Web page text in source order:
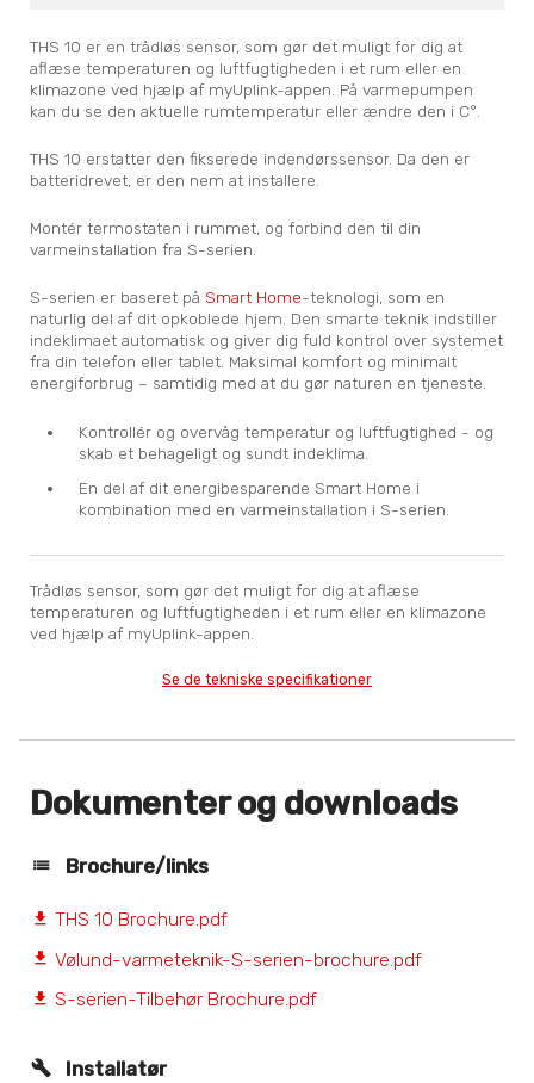
THS 10 er en trådløs sensor, som gør det muligt for dig at
aflæse temperaturen og luftfugtigheden i et rum eller en
klimazone ved hjælp af myUplink-appen. På varmepumpen
kan du se den aktuelle rumtemperatur eller ændre den i C°.
THS 10 erstatter den fikserede indendørssensor. Da den er
batteridrevet, er den nem at installere.
Montér termostaten i rummet, og forbind den til din
varmeinstallation fra S-serien.
S-serien er baseret på Smart Home-teknologi, som en
naturlig del af dit opkoblede hjem. Den smarte teknik indstiller
indeklimaet automatisk og giver dig fuld kontrol over systemet
fra din telefon eller tablet. Maksimal komfort og minimalt
energiforbrug – samtidig med at du gør naturen en tjeneste.
Kontrollér og overvåg temperatur og luftfugtighed - og
skab et behageligt og sundt indeklima.
En del af dit energibesparende Smart Home i
kombination med en varmeinstallation i S-serien.
Trådløs sensor, som gør det muligt for dig at aflæse
temperaturen og luftfugtigheden i et rum eller en klimazone
ved hjælp af myUplink-appen.
Se de tekniske specifikationer
Dokumenter og downloads
Brochure/links
file_download THS 10 Brochure.pdf
file_download Vølund-varmeteknik-S-serien-brochure.pdf
file_download S-serien-Tilbehør Brochure.pdf
Installatør